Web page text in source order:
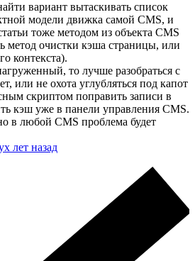
вариант вытаскивать список
модели движка самой CMS, и
тоже методом из объекта CMS
метод очистки кэша страницы, или
контекста).
то лучше разобраться с
или не охота углубляться под капот
скриптом поправить записи в
кэш уже в панели управления CMS.
в любой CMS проблема будет
лет назад